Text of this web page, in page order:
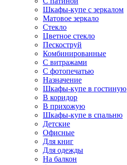
Шкафы-купе с зеркалом
Матовое зеркало
Стекло
Цветное стекло
Пескоструй
Комбинированные
С витражами
С фотопечатью
Назначение
Шкафы-купе в гостиную
В коридор
В прихожую
Шкафы-купе в спальню
Детские
Офисные
Для книг
Для одежды
На балкон